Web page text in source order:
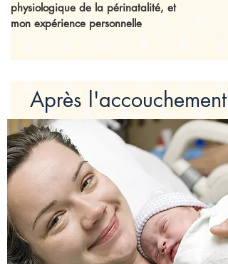
physiologique de la périnatalité, et
mon expérience personnelle
Après l'accouchement